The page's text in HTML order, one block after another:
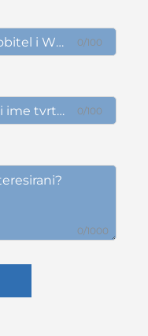
0/100
0/100
0/1000